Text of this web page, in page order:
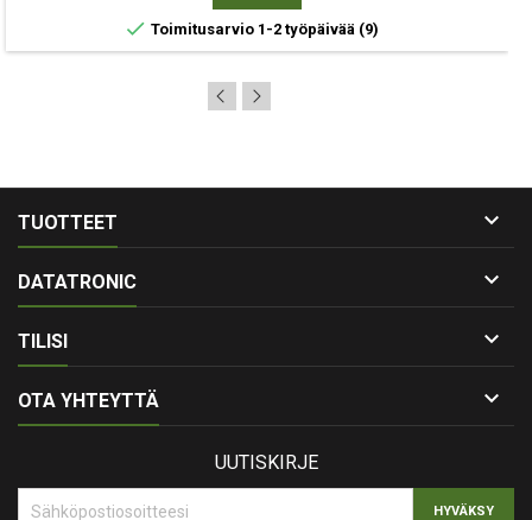
 Toimitusarvio 1-2 työpäivää (9)
TUOTTEET 
DATATRONIC 
TILISI 
OTA YHTEYTTÄ 
UUTISKIRJE